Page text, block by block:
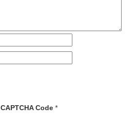
CAPTCHA Code *